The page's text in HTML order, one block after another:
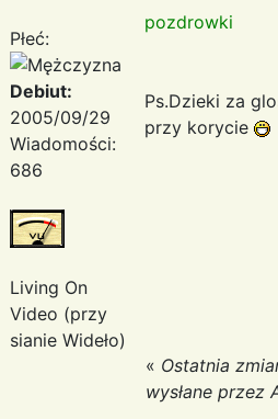
Płeć:
Debiut:
2005/09/29
Wiadomości:
686
Living On
Video (przy
sianie Wideło)
pozdrowki
Ps.Dzieki za
przy korycie
« Ostatnia
wysłane przez